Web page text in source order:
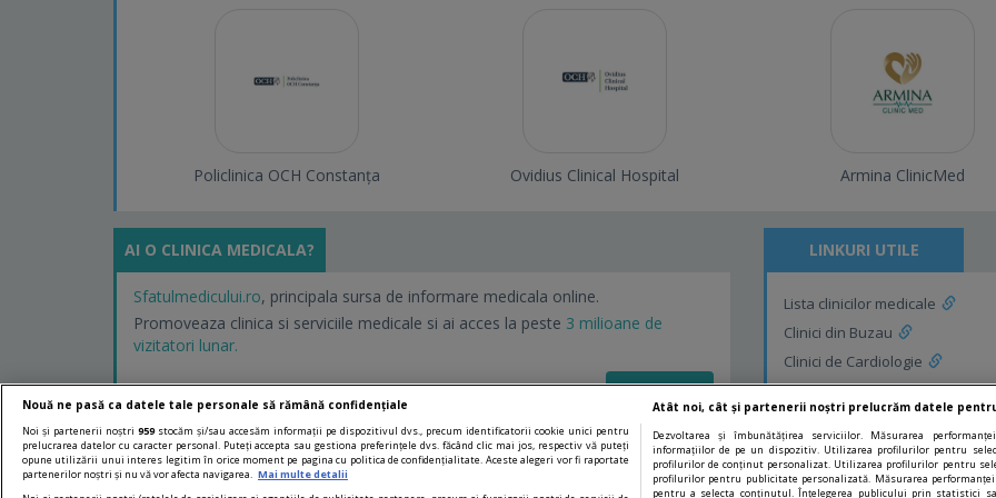
Policlinica OCH Constanța Ovidius Clinical Hospital Armina ClinicMed
AI O CLINICA MEDICALA?
Sfatulmedicului.ro, principala sursa de informare medicala online.
Promoveaza clinica si serviciile medicale si ai acces la peste 3 milioane de
vizitatori lunar.
Vezi detalii!
LINKURI UTILE
Lista clinicilor medicale
Clinici din Buzau
Clinici de Cardiologie
Clinici de Cardiologie din Buzau
Nouă ne pasă ca datele tale personale să rămână confidențiale
Noi și partenerii noștri 959stocăm și/sau accesăm informații pe dispozitivul dvs., precum identificatorii cookie unici pentru
prelucrarea datelor cu caracter personal. Puteți accepta sau gestiona preferințele dvs. făcând clic mai jos, respectiv vă puteți
opune utilizării unui interes legitim în orice moment pe pagina cu politica de confidențialitate. Aceste alegeri vor fi raportate
partenerilor noștri și nu vă vor afecta navigarea. Mai multe detalii
Atât noi, cât și partenerii noștri prelucrăm datele
Dezvoltarea și îmbunătățirea serviciilor. Măsurarea
informațiilor de pe un dispozitiv. Utilizarea profilurilor pentru
profilurilor de conținut personalizat. Utilizarea profilurilor pentru
profilurilor pentru publicitate personalizată. Măsurarea
pentru a selecta conținutul. Înțelegerea publicului prin statistici